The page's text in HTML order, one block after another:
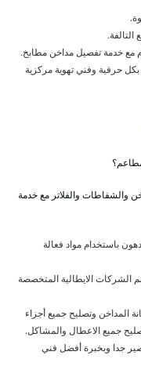
مع خدمة تفصيل مداخن مطابخ.
حرفية وفني تهوية مركزية
والشفاطات والفلاتر مع خدمة
باستخدام مواد فعالة
الشركات الايطالية المتخصصة
المداخن وتصليح جميع أجزاء
جميع الاعطال والمشاكل.
جدا وبخبرة أفضل فني